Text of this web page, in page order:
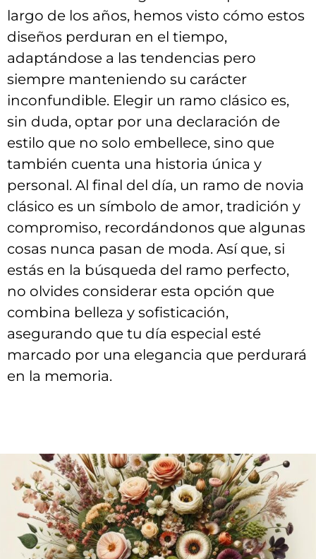
largo de los años, hemos visto cómo ⁤estos
⁤diseños perduran ​en el tiempo,
adaptándose a las tendencias pero
siempre manteniendo su ‍carácter
inconfundible. Elegir ‍un ramo clásico es,⁤
sin ‍duda, optar por‌ una declaración de
estilo que no solo⁤ embellece, sino que
también cuenta ⁤una⁣ historia única y
personal. Al final​ del día, un⁤ ramo de novia
clásico es un símbolo ⁤de amor, ⁢tradición y
‍compromiso, ⁣recordándonos que algunas
⁣cosas ​nunca pasan⁤ de moda. Así que, si
estás en ⁤la búsqueda del ramo⁢ perfecto,‌
no ⁣olvides considerar esta opción que
combina‍ belleza y sofisticación,⁢
asegurando⁢ que tu día especial ‌esté
marcado por una ​elegancia que perdurará
en la memoria.